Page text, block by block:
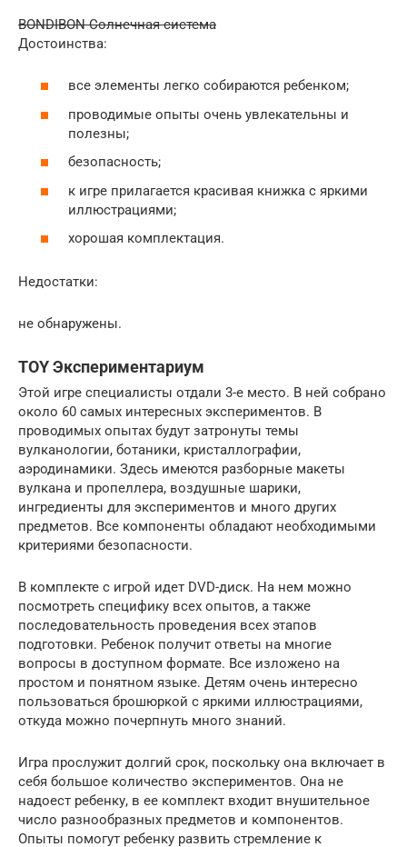
BONDIBON Солнечная система
Достоинства:
все элементы легко собираются ребенком;
проводимые опыты очень увлекательны и
полезны;
безопасность;
к игре прилагается красивая книжка с яркими
иллюстрациями;
хорошая комплектация.
Недостатки:
не обнаружены.
TOY Экспериментариум
Этой игре специалисты отдали 3-е место. В ней собрано
около 60 самых интересных экспериментов. В
проводимых опытах будут затронуты темы
вулканологии, ботаники, кристаллографии,
аэродинамики. Здесь имеются разборные макеты
вулкана и пропеллера, воздушные шарики,
ингредиенты для экспериментов и много других
предметов. Все компоненты обладают необходимыми
критериями безопасности.
В комплекте с игрой идет DVD-диск. На нем можно
посмотреть специфику всех опытов, а также
последовательность проведения всех этапов
подготовки. Ребенок получит ответы на многие
вопросы в доступном формате. Все изложено на
простом и понятном языке. Детям очень интересно
пользоваться брошюркой с яркими иллюстрациями,
откуда можно почерпнуть много знаний.
Игра прослужит долгий срок, поскольку она включает в
себя большое количество экспериментов. Она не
надоест ребенку, в ее комплект входит внушительное
число разнообразных предметов и компонентов.
Опыты помогут ребенку развить стремление к